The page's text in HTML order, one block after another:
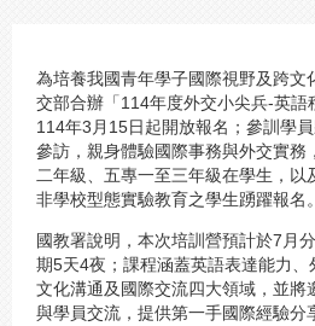
為培養我國青年學子國際視野及跨文
交部合辦「114年度外交小尖兵-英語
114年3月15日起開放報名；參訓學
參訪，親身體驗國際事務與外交實務
二年級、五專一至三年級在學生，以
非學校型態實驗教育之學生踴躍報名。
國教署說明，本次培訓營預計於7月
期5天4夜；課程涵蓋英語表達能力
文化溝通及國際交流四大領域，並將
與學員交流，提供第一手國際經驗分